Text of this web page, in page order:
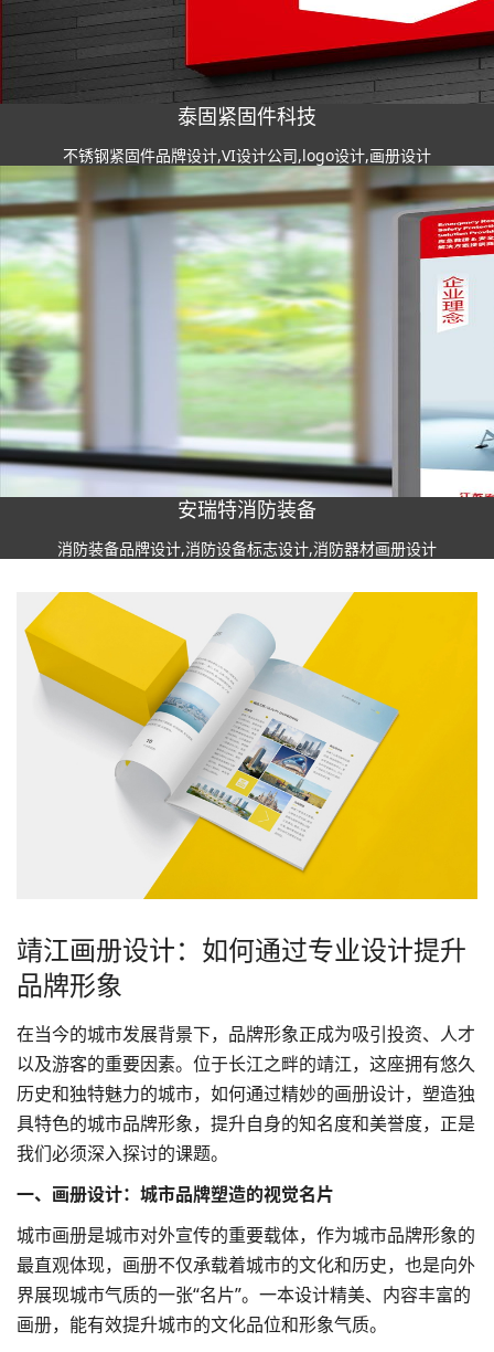
泰固紧固件科技
不锈钢紧固件品牌设计,VI设计公司,logo设计,画册设计
安瑞特消防装备
消防装备品牌设计,消防设备标志设计,消防器材画册设计
靖江画册设计：如何通过专业设计提升
品牌形象
在当今的城市发展背景下，品牌形象正成为吸引投资、人才
以及游客的重要因素。位于长江之畔的靖江，这座拥有悠久
历史和独特魅力的城市，如何通过精妙的画册设计，塑造独
具特色的城市品牌形象，提升自身的知名度和美誉度，正是
我们必须深入探讨的课题。
一、画册设计：城市品牌塑造的视觉名片
城市画册是城市对外宣传的重要载体，作为城市品牌形象的
最直观体现，画册不仅承载着城市的文化和历史，也是向外
界展现城市气质的一张“名片”。一本设计精美、内容丰富的
画册，能有效提升城市的文化品位和形象气质。